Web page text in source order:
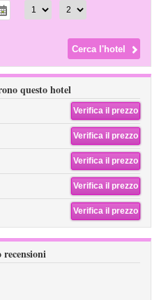
questo hotel
Verifica il prezzo
Verifica il prezzo
Verifica il prezzo
Verifica il prezzo
Verifica il prezzo
recensioni